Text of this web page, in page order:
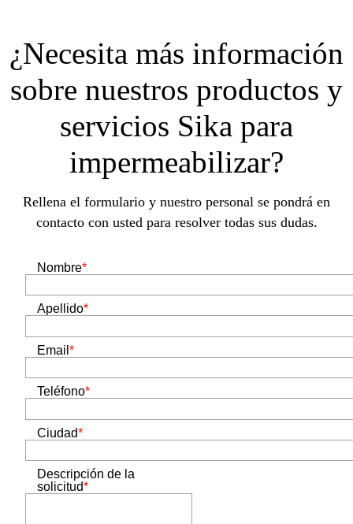
¿Necesita más información
sobre nuestros productos y
servicios Sika para
impermeabilizar?
Rellena el formulario y nuestro personal se pondrá en
contacto con usted para resolver todas sus dudas.